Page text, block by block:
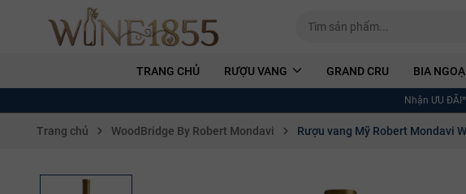
TRANG CHỦ RƯỢU VANG GRAND CRU BIA
Nhận ƯU ĐÃI*
Trang chủ WoodBridge By Robert Mondavi Rượu vang Mỹ Robert Mondavi